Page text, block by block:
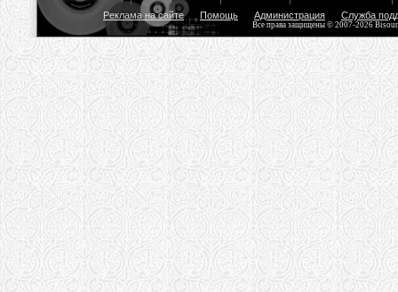
Реклама на сайте Помощь Администрация Служба
Все права защищены © 2007-2026